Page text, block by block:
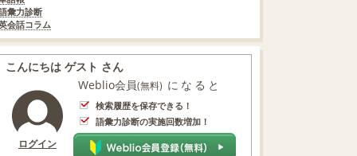
彙力診断
会話コラム
こんにちは ゲスト さん
ログイン
Weblio会員(無料) になると
検索履歴を保存できる！
語彙力診断の実施回数増加！